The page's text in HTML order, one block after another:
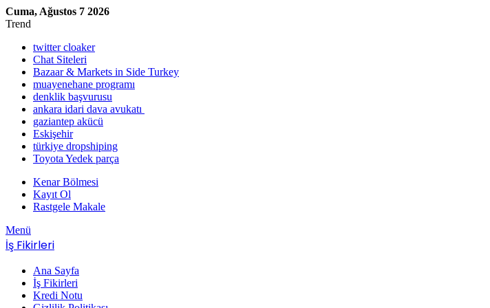
Cuma, Ağustos 7 2026
Trend
twitter cloaker
Chat Siteleri
Bazaar & Markets in Side Turkey
muayenehane programı
denklik başvurusu
ankara idari dava avukatı
gaziantep akücü
Eskişehir
türkiye dropshiping
Toyota Yedek parça
Kenar Bölmesi
Kayıt Ol
Rastgele Makale
Menü
İş Fikirleri
Ana Sayfa
İş Fikirleri
Kredi Notu